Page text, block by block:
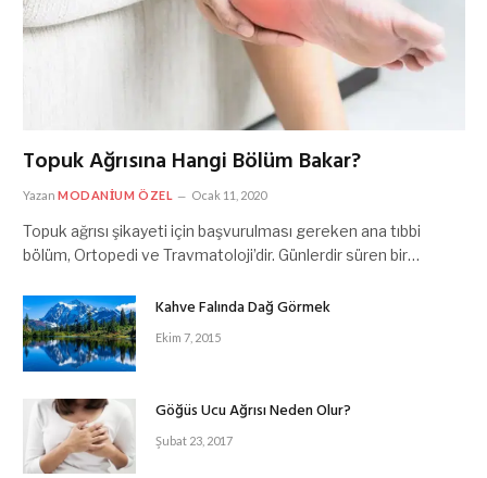
Topuk Ağrısına Hangi Bölüm Bakar?
Yazan MODANIUM ÖZEL Ocak 11, 2020
Topuk ağrısı şikayeti için başvurulması gereken ana tıbbi
bölüm, Ortopedi ve Travmatoloji’dir. Günlerdir süren bir…
Kahve Falında Dağ Görmek
Ekim 7, 2015
Göğüs Ucu Ağrısı Neden Olur?
Şubat 23, 2017